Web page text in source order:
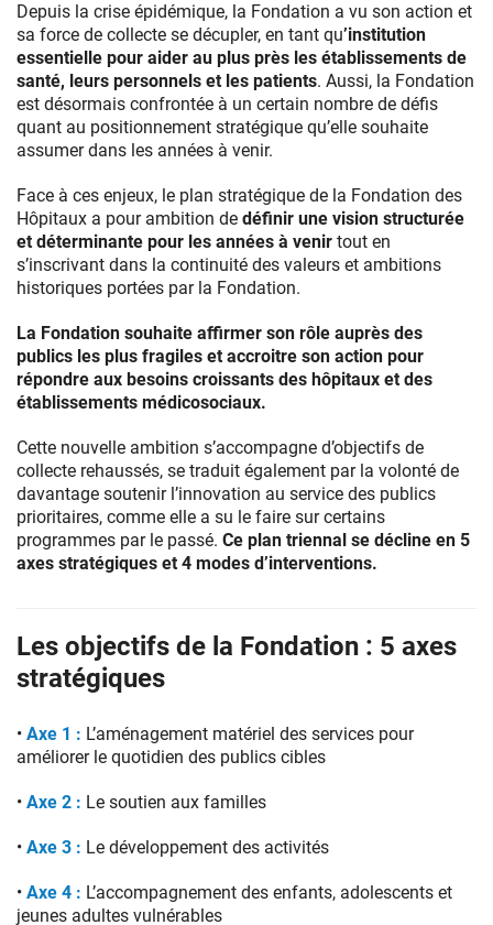
Fondation
des
Hôpitaux
Depuis la crise épidémique, la Fondation a vu son action et
sa force de collecte se décupler, en tant qu’institution
essentielle pour aider au plus près les établissements de
santé, leurs personnels et les patients. Aussi, la Fondation
est désormais confrontée à un certain nombre de défis
quant au positionnement stratégique qu’elle souhaite
assumer dans les années à venir.
Face à ces enjeux, le plan stratégique de la Fondation des
Hôpitaux a pour ambition de définir une vision structurée
et déterminante pour les années à venir tout en
s’inscrivant dans la continuité des valeurs et ambitions
historiques portées par la Fondation.
La Fondation souhaite affirmer son rôle auprès des
publics les plus fragiles et accroitre son action pour
répondre aux besoins croissants des hôpitaux et des
établissements médicosociaux.
Cette nouvelle ambition s’accompagne d’objectifs de
collecte rehaussés, se traduit également par la volonté de
davantage soutenir l’innovation au service des publics
prioritaires, comme elle a su le faire sur certains
programmes par le passé. Ce plan triennal se décline en 5
axes stratégiques et 4 modes d’interventions.
Les objectifs de la Fondation : 5 axes
stratégiques
• Axe 1 : L’aménagement matériel des services pour
améliorer le quotidien des publics cibles
• Axe 2 : Le soutien aux familles
• Axe 3 : Le développement des activités
• Axe 4 : L’accompagnement des enfants, adolescents et
jeunes adultes vulnérables